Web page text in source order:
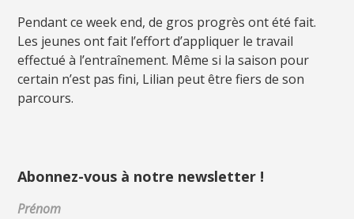
Pendant ce week end, de gros progrès ont été fait.
Les jeunes ont fait l’effort d’appliquer le travail
effectué à l’entraînement. Même si la saison pour
certain n’est pas fini, Lilian peut être fiers de son
parcours.
Abonnez-vous à notre newsletter !
Prénom